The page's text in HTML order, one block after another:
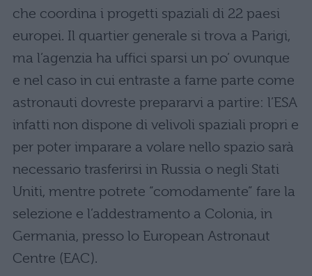
che coordina i progetti spaziali di 22 paesi
europei. Il quartier generale si trova a Parigi,
ma l’agenzia ha uffici sparsi un po’ ovunque
e nel caso in cui entraste a farne parte come
astronauti dovreste prepararvi a partire: l’ESA
infatti non dispone di velivoli spaziali propri e
per poter imparare a volare nello spazio sarà
necessario trasferirsi in Russia o negli Stati
Uniti, mentre potrete “comodamente” fare la
selezione e l’addestramento a Colonia, in
Germania, presso lo European Astronaut
Centre (EAC).